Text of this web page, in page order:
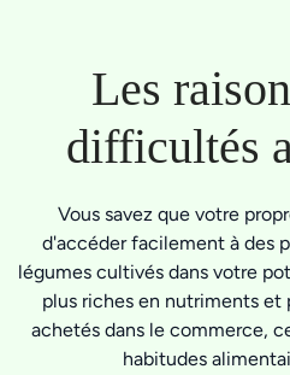
Les
difficultés
Vous savez que votre
d'accéder facilement à des
légumes cultivés dans votre
plus riches en nutriments et
achetés dans le commerce,
habitudes